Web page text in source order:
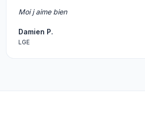
Moi j aime bien
Damien P.
LGE